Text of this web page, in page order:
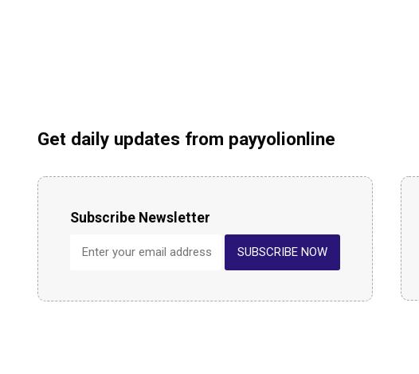
Get daily updates from payyolionline
Subscribe Newsletter
SUBSCRIBE NOW